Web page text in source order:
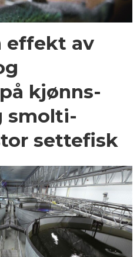
effekt av
kjønns­
smolti­
settefisk